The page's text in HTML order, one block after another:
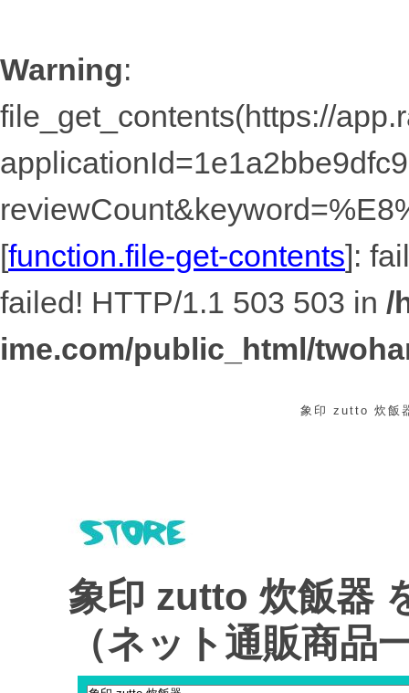
Warning:
file_get_contents(https://
[function.file-get-contents]:
failed! HTTP/1.1 503 503 in /
ime.com/public_html/
象印 zutto 炊飯
象印 zutto 炊飯器
（ネット通販商品